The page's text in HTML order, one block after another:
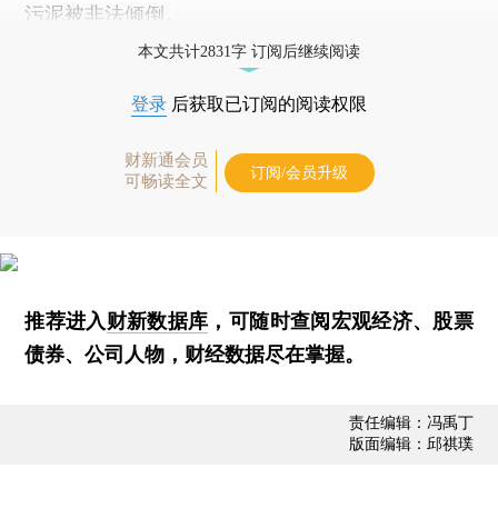
污泥被非法倾倒。
本文共计2831字 订阅后继续阅读
登录 后获取已订阅的阅读权限
财新通会员
可畅读全文
订阅/会员升级
推荐进入财新数据库 ，可随时查阅宏观经济、股票
债券、公司人物，财经数据尽在掌握。
责任编辑：冯禹丁
版面编辑：邱祺璞